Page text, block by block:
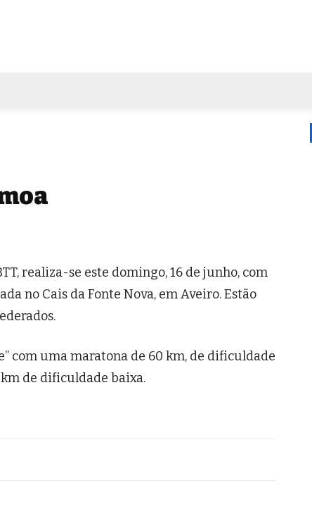
realiza-se este domingo, 16 de junho, com
no Cais da Fonte Nova, em Aveiro. Estão
com uma maratona de 60 km, de dificuldade
de dificuldade baixa.